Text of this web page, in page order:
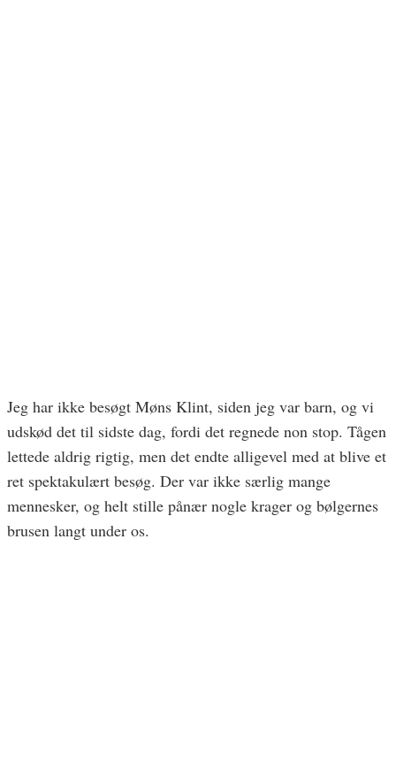
Jeg har ikke besøgt Møns Klint, siden jeg var barn, og vi
udskød det til sidste dag, fordi det regnede non stop. Tågen
lettede aldrig rigtig, men det endte alligevel med at blive et
ret spektakulært besøg. Der var ikke særlig mange
mennesker, og helt stille pånær nogle krager og bølgernes
brusen langt under os.